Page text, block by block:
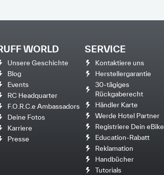
WORLD
Unsere Geschichte
Blog
Events
RC Headquarter
F.O.R.C.e Ambassadors
Deine Fotos
Karriere
Presse
SERVICE
Kontaktiere uns
Herstellergarantie
30-tägiges
Rückgaberecht
Händler Karte
Werde Hotel Partner
Registriere Dein eBike
Education-Rabatt
Reklamation
Handbücher
Tutorials